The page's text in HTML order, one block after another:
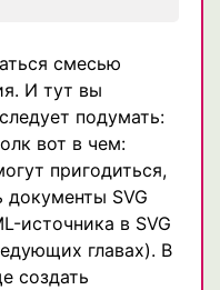
смесью
И тут вы
подумать:
вот в чем:
пригодиться,
документы SVG
источника в SVG
главах). В
создать